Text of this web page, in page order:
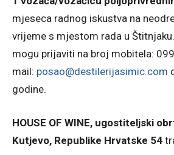
mjeseca radnog iskustva na
vrijeme s mjestom rada u
mogu prijaviti na broj mobitela:
mail: posao@destilerijasimic.com
godine.
HOUSE OF WINE, ugostiteljski
Kutjevo, Republike Hrvatske 54